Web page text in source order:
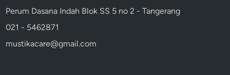
Perum Dasana Indah Blok SS 5 no 2 - Tangerang
021 - 5462871
mustikacare@gmail.com